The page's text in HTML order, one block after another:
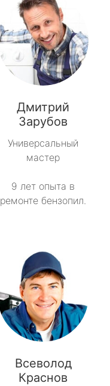
Дмитрий
Зарубов
Универсальный
мастер
9 лет опыта в
ремонте бензопил.
Всеволод
Краснов